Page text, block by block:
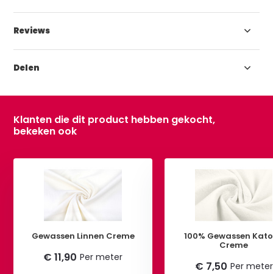
Reviews
Delen
Klanten die dit product hebben gekocht,
bekeken ook
Gewassen Linnen Creme
€ 11,90 Per meter
100% Gewassen
Creme
€ 7,50 Per meter